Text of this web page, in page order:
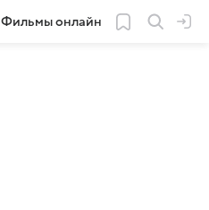
Фильмы онлайн